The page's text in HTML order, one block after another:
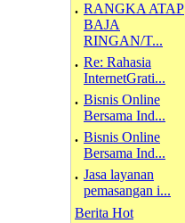
. RANGKA ATAP
BAJA
RINGAN/T...
. Re: Rahasia
InternetGrati...
. Bisnis Online
Bersama Ind...
. Bisnis Online
Bersama Ind...
. Jasa layanan
pemasangan i...
Berita Hot